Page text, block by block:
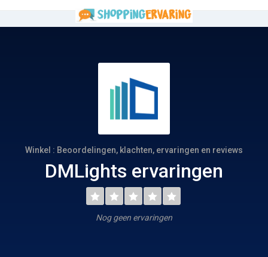
Winkel : Beoordelingen, klachten, ervaringen en reviews
DMLights ervaringen
Nog geen ervaringen